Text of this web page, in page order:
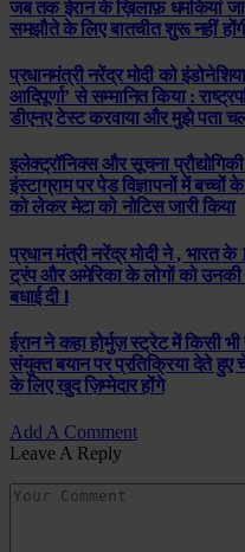
जब तक ईरान के ख़िलाफ़ धमकियां
समझौते के लिए बातचीत शुरू नहीं
प्रधानमंत्री नरेंद्र मोदी को
आदिपूर्णा’ से सम्मानित किया :
डीएनए टेस्ट करवाया और मुझे पता
इलेक्ट्रॉनिक्स और सूचना
इंस्टाग्राम पर पेड विज्ञापनों में
को लेकर मेटा को नोटिस जारी किया
प्रधान मंत्री नरेंद्र मोदी ने , भारत
ट्रंप और अमेरिका के लोगों को उनकी
बधाई दी l
ईरान ने कहा होर्मुज़ स्ट्रेट में किसी
संयुक्त बयान पर प्रतिक्रिया देते हुए
के लिए खुद ज़िम्मेदार होंगे
Add A Comment
Leave A Reply